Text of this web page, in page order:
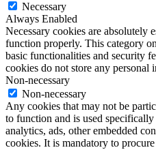
Necessary
Always Enabled
Necessary cookies are absolutely
function properly. This category
basic functionalities and security
cookies do not store any personal
Non-necessary
Non-necessary
Any cookies that may not be
to function and is used
analytics, ads, other embedded
cookies. It is mandatory to